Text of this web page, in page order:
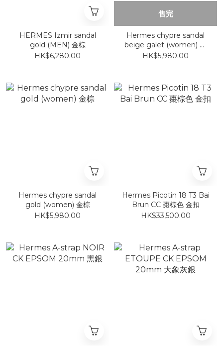
HERMES Izmir sandal
gold (MEN) 金棕
HK$6,280.00
售完
Hermes chypre sandal
beige galet (women) 卵
石米色
HK$5,980.00
Hermes chypre sandal
gold (women) 金棕
HK$5,980.00
Hermes Picotin 18 T3 Bai
Brun CC 棗棕色 金扣
HK$33,500.00